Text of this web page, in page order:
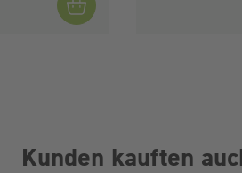
Kunden kauften